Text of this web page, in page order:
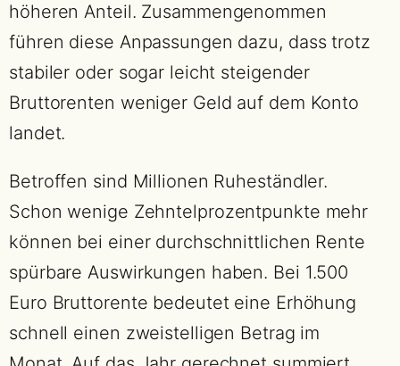
höheren Anteil. Zusammengenommen
führen diese Anpassungen dazu, dass trotz
stabiler oder sogar leicht steigender
Bruttorenten weniger Geld auf dem Konto
landet.
Betroffen sind Millionen Ruheständler.
Schon wenige Zehntelprozentpunkte mehr
können bei einer durchschnittlichen Rente
spürbare Auswirkungen haben. Bei 1.500
Euro Bruttorente bedeutet eine Erhöhung
schnell einen zweistelligen Betrag im